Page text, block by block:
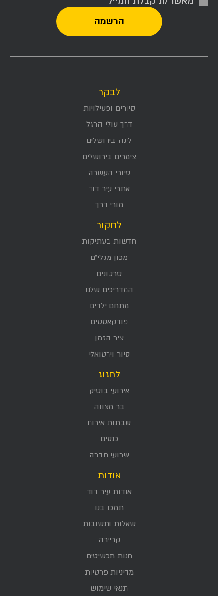
לבקר
סיורים ופעילויות
דרך עולי הרגל
לינה בירושלים
צימרים בירושלים
סיורי העשרה
אתרי עיר דוד
מורי דרך
לחקור
חדשות בעתיקות
מכון מגלי״ם
סרטונים
המדריכים שלנו
מתחם ילדים
פודקאסטים
ציר הזמן
סיור וירטואלי
לחגוג
אירועי בוטיק
בר מצווה
שבתות אירוח
כנסים
אירועי חברה
אודות
אודות עיר דוד
תמכו בנו
שאלות ותשובות
קריירה
חנות תכשיטים
מדיניות פרטיות
תנאי שימוש